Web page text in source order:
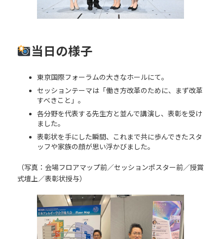
当日の様子
東京国際フォーラムの大きなホールにて。
セッションテーマは「働き方改革のために、まず改革
すべきこと」。
各分野を代表する先生方と並んで講演し、表彰を受け
ました。
表彰状を手にした瞬間、これまで共に歩んできたスタ
ッフや家族の顔が思い浮かびました。
（写真：会場フロアマップ前／セッションポスター前／授賞
式壇上／表彰状授与）